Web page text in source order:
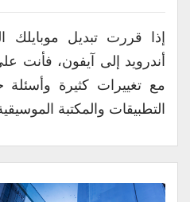
إذا قررت تبديل
أندرويد إلى آيفون، فأنت
مع تغييرات كثيرة وأسئلة
التطبيقات والمكتبة